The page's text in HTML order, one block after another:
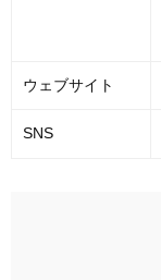
ウェブサイト
SNS